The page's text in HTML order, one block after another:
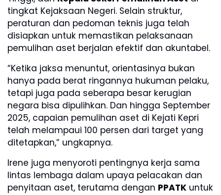
tingkat Kejaksaan Negeri. Selain struktur,
peraturan dan pedoman teknis juga telah
disiapkan untuk memastikan pelaksanaan
pemulihan aset berjalan efektif dan akuntabel.
“Ketika jaksa menuntut, orientasinya bukan
hanya pada berat ringannya hukuman pelaku,
tetapi juga pada seberapa besar kerugian
negara bisa dipulihkan. Dan hingga September
2025, capaian pemulihan aset di Kejati Kepri
telah melampaui 100 persen dari target yang
ditetapkan,” ungkapnya.
Irene juga menyoroti pentingnya kerja sama
lintas lembaga dalam upaya pelacakan dan
penyitaan aset, terutama dengan PPATK untuk